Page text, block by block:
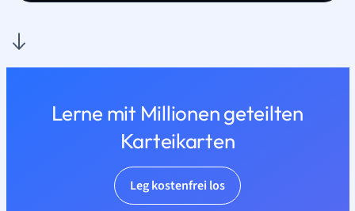
Lerne mit Millionen geteilten
Karteikarten
Leg kostenfrei los